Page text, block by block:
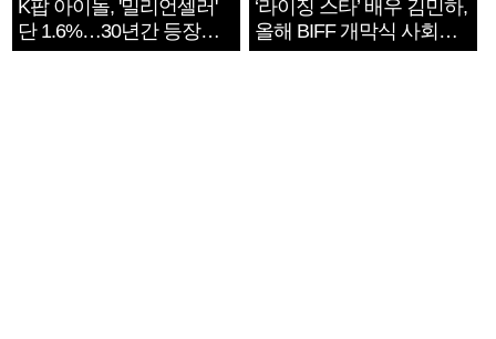
K팝 아이돌, '밀리언셀러'
단 1.6%…30년간 등장
1182개팀 전수조사
‘라이징 스타’ 배우 김민하,
올해 BIFF 개막식 사회자
확정